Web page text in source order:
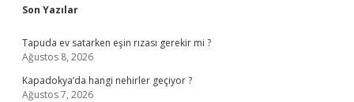
Sidebar
Son Yazılar
Tapuda ev satarken eşin rızası gerekir mi ?
Ağustos 8, 2026
Kapadokya’da hangi nehirler geçiyor ?
Ağustos 7, 2026